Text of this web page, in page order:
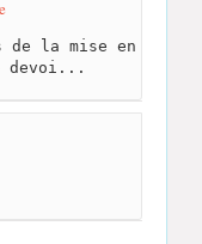
de la mise en
devoi...